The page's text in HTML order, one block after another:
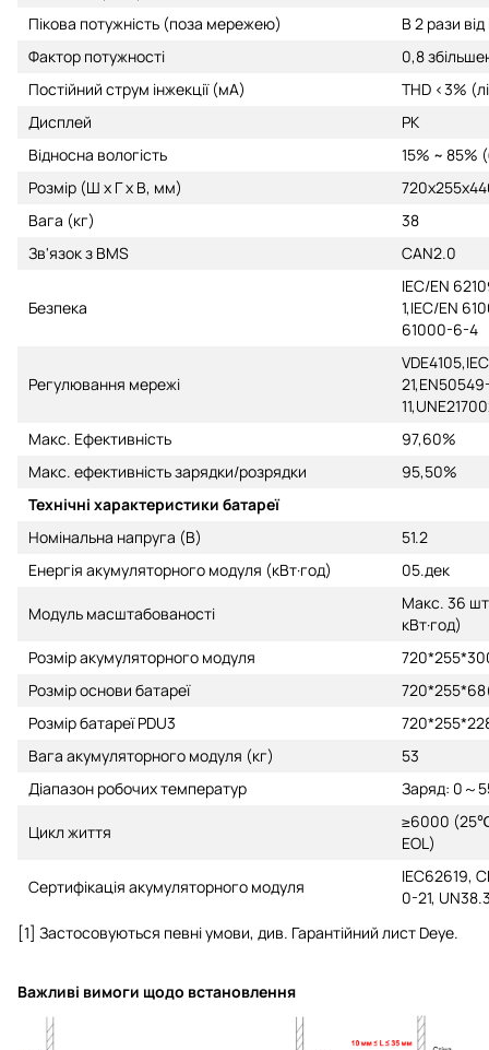
Пікова потужність (поза мережею)
В 2 рази
Фактор потужності
0,8
Постійний струм інжекції (мА)
THD <3%
Дисплей
РК
Відносна вологість
15% ~ 85%
Розмір (Ш x Г x В, мм)
Вага (кг)
38
Зв'язок з BMS
CAN2.0
Безпека
IEC/EN
1,IEC/EN
61000-6-4
Регулювання мережі
Макс. Ефективність
97,60%
Макс. ефективність зарядки/розрядки
95,50%
Технічні характеристики батареї
Номінальна напруга (В)
51.2
Енергія акумуляторного модуля (кВт·год)
05.дек
Модуль масштабованості
Макс. 36
кВт·год)
Розмір акумуляторного модуля
Розмір основи батареї
Розмір батареї PDU3
Вага акумуляторного модуля (кг)
53
Діапазон робочих температур
Заряд: 0～
Цикл життя
≥6000
EOL)
Сертифікація акумуляторного модуля
IEC62619,
0-21,
[1] Застосовуються певні умови, див. Гарантійний лист Deye.
Важливі вимоги щодо встановлення